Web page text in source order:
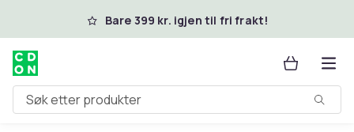
Hopp til hovedinnholdBare 399 kr. igjen til fri frakt!
Søk etter produkter